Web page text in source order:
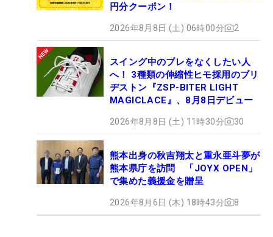
円分クーポン！
2026年8月8日 (土) 06時00分 2
スイング中のブレをなくしたい人
へ！ 3種類の伸縮性ヒモ採用のブリ
ヂストン『ZSP-BITER LIGHT
MAGICLACE』、8月8日デビュー
2026年8月8日 (土) 11時30分 30
熊本出身の秋吉翔太と重永亜斗夢が
熊本県庁を訪問 「JOYX OPEN」
で集めた義援金を贈呈
2026年8月6日 (木) 18時43分 8